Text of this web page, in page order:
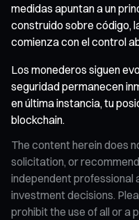
medidas apuntan a un
construido sobre código,
comienza con el control
Los monederos siguen
seguridad permanecen
en última instancia, tu
blockchain.
The content herein does
solicitation, or
independent professional
investment decisions.
prohibit the use of all or a